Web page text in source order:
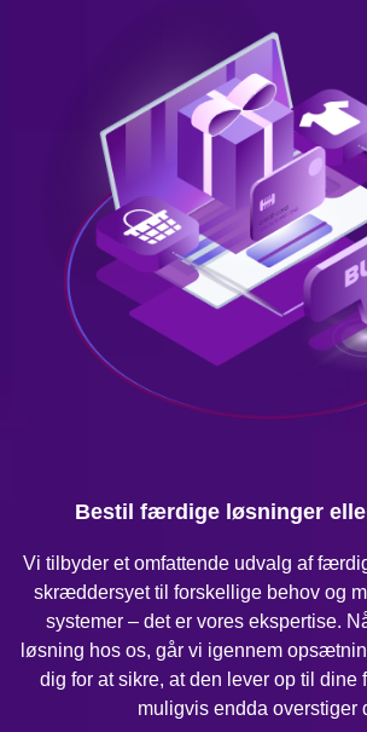
Bestil færdige løsninger
Vi tilbyder et omfattende udvalg af
skræddersyet til forskellige behov og
systemer – det er vores ekspertise.
løsning hos os, går vi igennem
dig for at sikre, at den lever op til dine
muligvis endda overstiger